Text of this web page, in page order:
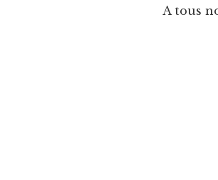
A tous